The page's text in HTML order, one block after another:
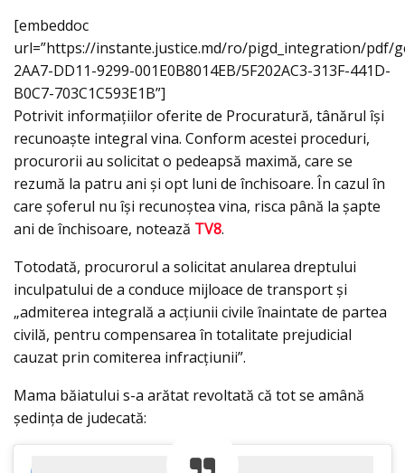
[embeddoc
url=”https://instante.justice.md/ro/pigd_integration/pdf/
2AA7-DD11-9299-001E0B8014EB/5F202AC3-313F-441D-
B0C7-703C1C593E1B”]
Potrivit informațiilor oferite de Procuratură, tânărul își
recunoaște integral vina. Conform acestei proceduri,
procurorii au solicitat o pedeapsă maximă, care se
rezumă la patru ani și opt luni de închisoare. În cazul în
care șoferul nu își recunoștea vina, risca până la șapte
ani de închisoare, notează TV8.
Totodată, procurorul a solicitat anularea dreptului
inculpatului de a conduce mijloace de transport și
„admiterea integrală a acțiunii civile înaintate de partea
civilă, pentru compensarea în totalitate prejudicial
cauzat prin comiterea infracțiunii”.
Mama băiatului s-a arătat revoltată că tot se amână
şedinţa de judecată: